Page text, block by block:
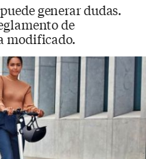
generar dudas.
de
modificado.